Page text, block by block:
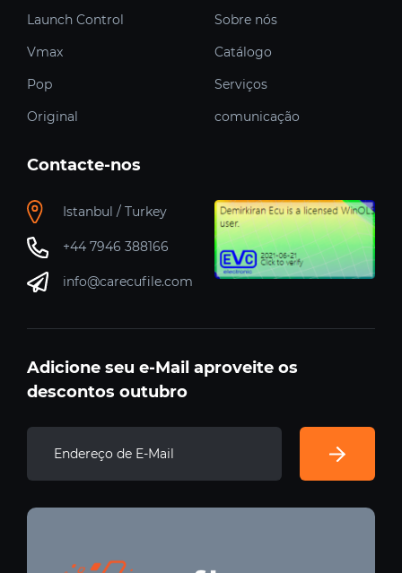
Launch Control
Vmax
Pop
Original
Sobre nós
Catálogo
Serviços
comunicação
Contacte-nos
Istanbul / Turkey
+44 7946 388166
info@carecufile.com
Adicione seu e-Mail aproveite os
descontos outubro